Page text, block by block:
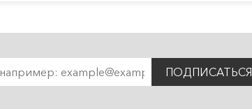
ПОДПИСАТЬСЯ